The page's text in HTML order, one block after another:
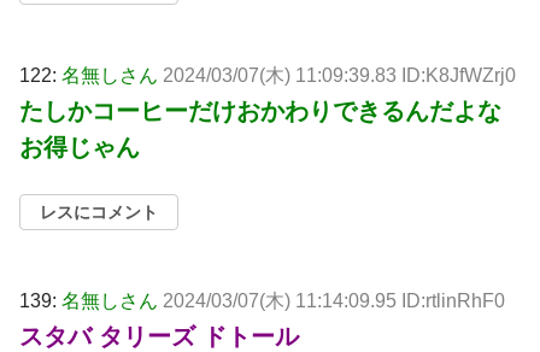
122: 名無しさん 2024/03/07(木) 11:09:39.83 ID:K8JfWZrj0
たしかコーヒーだけおかわりできるんだよな
お得じゃん
レスにコメント
139: 名無しさん 2024/03/07(木) 11:14:09.95 ID:rtlinRhF0
スタバ タリーズ ドトール